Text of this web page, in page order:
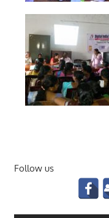
Follow us